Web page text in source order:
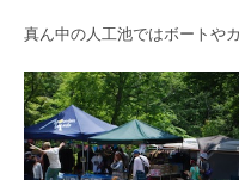
真ん中の人工池ではボートや